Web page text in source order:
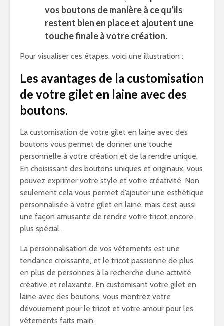
vos boutons de manière à ce qu’ils
restent bien en place et ajoutent une
touche finale à votre création.
Pour visualiser ces étapes, voici une illustration :
Les avantages de la customisation
de votre gilet en laine avec des
boutons.
La customisation de votre gilet en laine avec des
boutons vous permet de donner une touche
personnelle à votre création et de la rendre unique.
En choisissant des boutons uniques et originaux, vous
pouvez exprimer votre style et votre créativité. Non
seulement cela vous permet d’ajouter une esthétique
personnalisée à votre gilet en laine, mais c’est aussi
une façon amusante de rendre votre tricot encore
plus spécial.
La personnalisation de vos vêtements est une
tendance croissante, et le tricot passionne de plus
en plus de personnes à la recherche d’une activité
créative et relaxante. En customisant votre gilet en
laine avec des boutons, vous montrez votre
dévouement pour le tricot et votre amour pour les
vêtements faits main.